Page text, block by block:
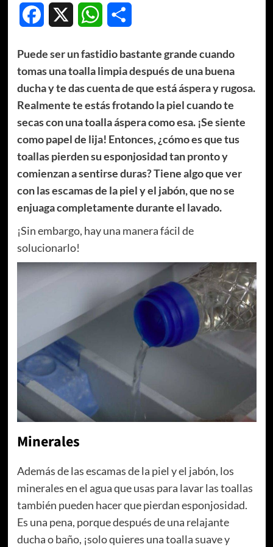
Facebook WhatsApp
Puede ser un fastidio bastante grande cuando
tomas una toalla limpia después de una buena
ducha y te das cuenta de que está áspera y rugosa.
Realmente te estás frotando la piel cuando te
secas con una toalla áspera como esa. ¡Se siente
como papel de lija! Entonces, ¿cómo es que tus
toallas pierden su esponjosidad tan pronto y
comienzan a sentirse duras? Tiene algo que ver
con las escamas de la piel y el jabón, que no se
enjuaga completamente durante el lavado.
¡Sin embargo, hay una manera fácil de
solucionarlo!
Minerales
Además de las escamas de la piel y el jabón, los
minerales en el agua que usas para lavar las toallas
también pueden hacer que pierdan esponjosidad.
Es una pena, porque después de una relajante
ducha o baño, ¡solo quieres una toalla suave y